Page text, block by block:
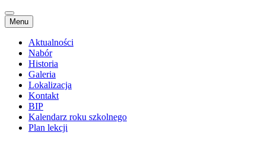
Menu Przejdź
do
treści
Aktualności
Nabór
Historia
Galeria
Lokalizacja
Kontakt
BIP
Kalendarz roku szkolnego
Plan lekcji